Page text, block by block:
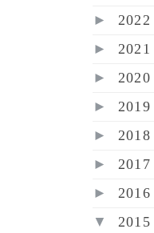
► 2022
► 2021
► 2020
► 2019
► 2018
► 2017
► 2016
▼ 2015